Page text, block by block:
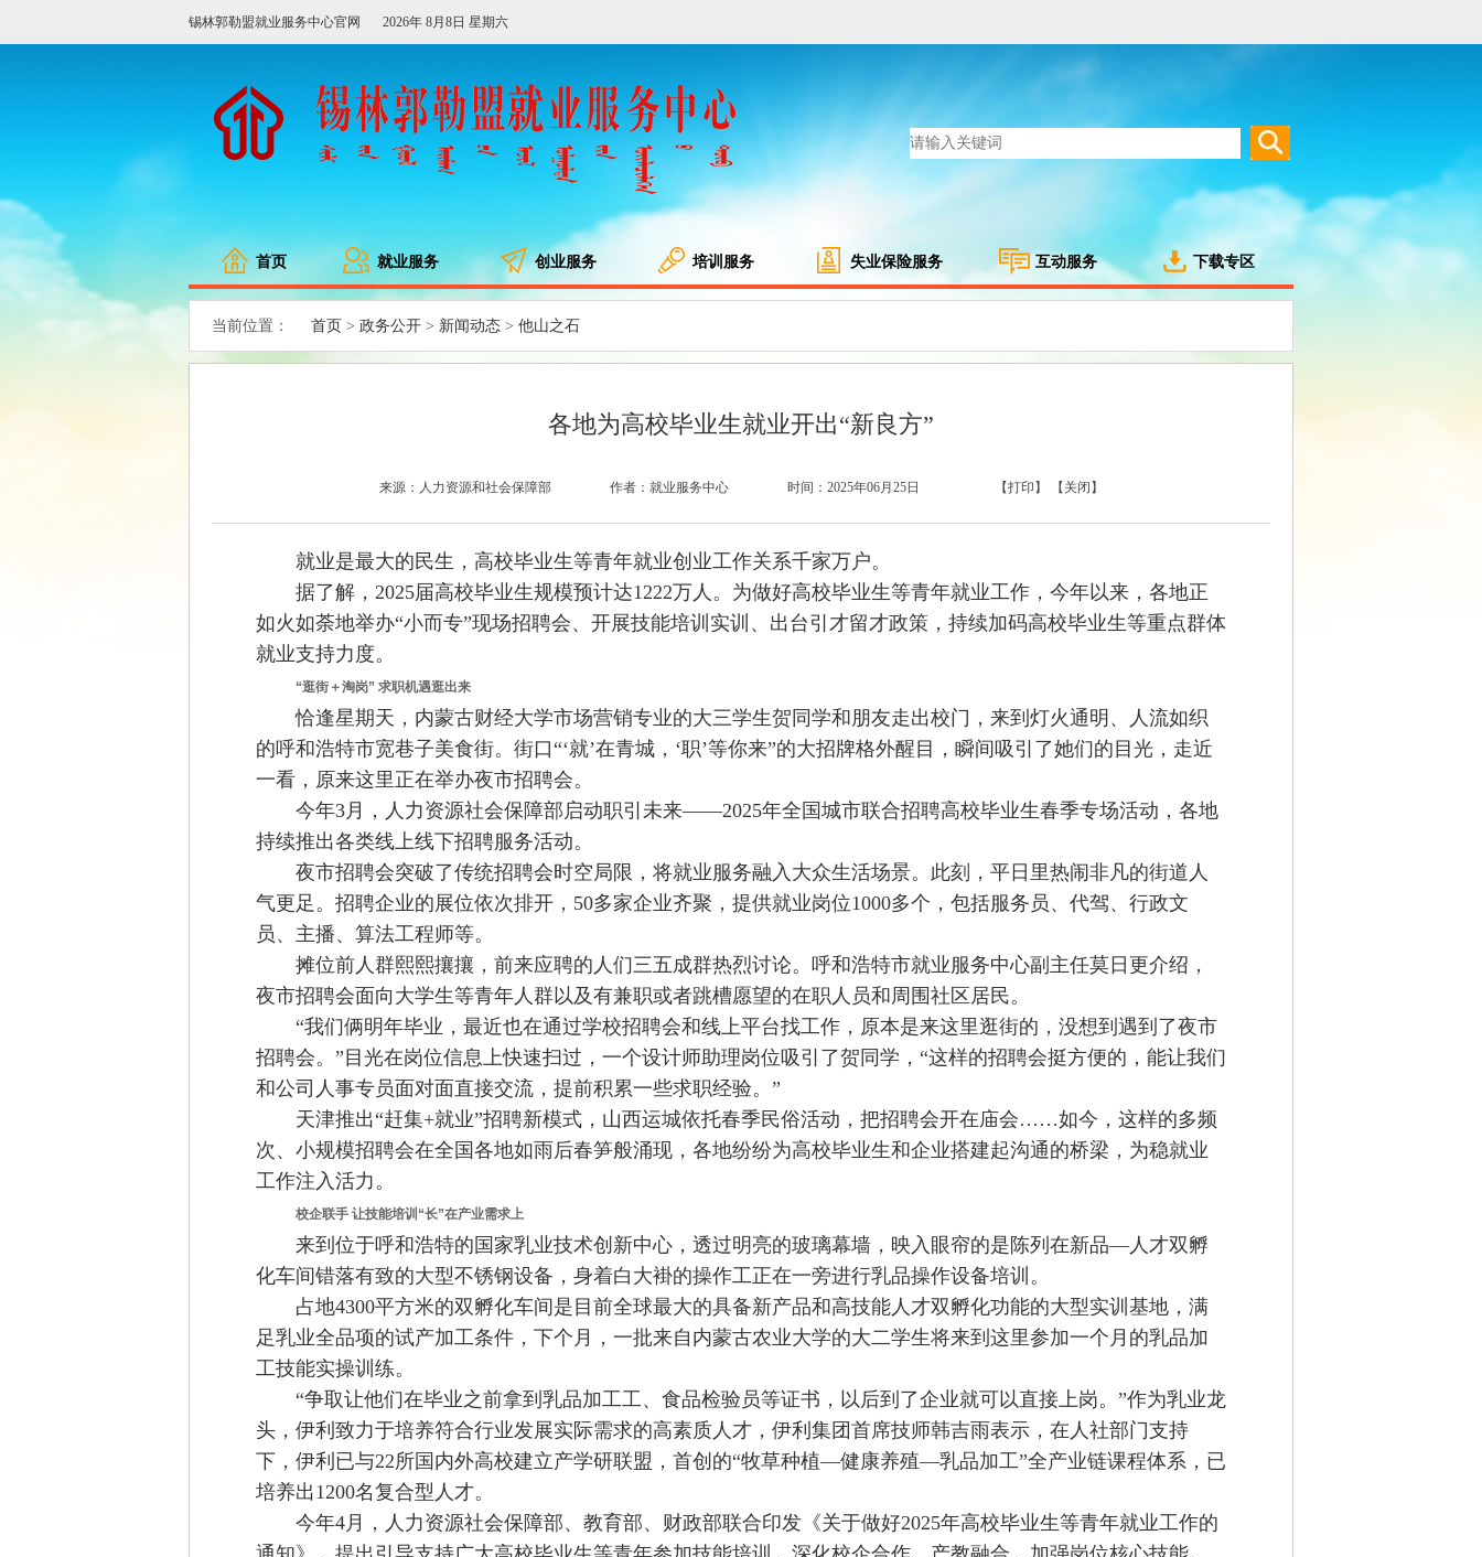
锡林郭勒盟就业服务中心官网 2026年 8月8日 星期六
首页 就业服务 创业服务 培训服务 失业保险服务 互动服务 下载专区
当前位置： 首页 > 政务公开 > 新闻动态 > 他山之石
各地为高校毕业生就业开出“新良方”
来源：人力资源和社会保障部 作者：就业服务中心 时间：2025年06月25日 【打印】 【关闭】
就业是最大的民生，高校毕业生等青年就业创业工作关系千家万户。
据了解，2025届高校毕业生规模预计达1222万人。为做好高校毕业生等青年就业工作，今年以来，各地正
如火如荼地举办“小而专”现场招聘会、开展技能培训实训、出台引才留才政策，持续加码高校毕业生等重点群体
就业支持力度。
“逛街＋淘岗” 求职机遇逛出来
恰逢星期天，内蒙古财经大学市场营销专业的大三学生贺同学和朋友走出校门，来到灯火通明、人流如织
的呼和浩特市宽巷子美食街。街口“‘就’在青城，‘职’等你来”的大招牌格外醒目，瞬间吸引了她们的目光，走近
一看，原来这里正在举办夜市招聘会。
今年3月，人力资源社会保障部启动职引未来——2025年全国城市联合招聘高校毕业生春季专场活动，各地
持续推出各类线上线下招聘服务活动。
夜市招聘会突破了传统招聘会时空局限，将就业服务融入大众生活场景。此刻，平日里热闹非凡的街道人
气更足。招聘企业的展位依次排开，50多家企业齐聚，提供就业岗位1000多个，包括服务员、代驾、行政文
员、主播、算法工程师等。
摊位前人群熙熙攘攘，前来应聘的人们三五成群热烈讨论。呼和浩特市就业服务中心副主任莫日更介绍，
夜市招聘会面向大学生等青年人群以及有兼职或者跳槽愿望的在职人员和周围社区居民。
“我们俩明年毕业，最近也在通过学校招聘会和线上平台找工作，原本是来这里逛街的，没想到遇到了夜市
招聘会。”目光在岗位信息上快速扫过，一个设计师助理岗位吸引了贺同学，“这样的招聘会挺方便的，能让我们
和公司人事专员面对面直接交流，提前积累一些求职经验。”
天津推出“赶集+就业”招聘新模式，山西运城依托春季民俗活动，把招聘会开在庙会……如今，这样的多频
次、小规模招聘会在全国各地如雨后春笋般涌现，各地纷纷为高校毕业生和企业搭建起沟通的桥梁，为稳就业
工作注入活力。
校企联手 让技能培训“长”在产业需求上
来到位于呼和浩特的国家乳业技术创新中心，透过明亮的玻璃幕墙，映入眼帘的是陈列在新品—人才双孵
化车间错落有致的大型不锈钢设备，身着白大褂的操作工正在一旁进行乳品操作设备培训。
占地4300平方米的双孵化车间是目前全球最大的具备新产品和高技能人才双孵化功能的大型实训基地，满
足乳业全品项的试产加工条件，下个月，一批来自内蒙古农业大学的大二学生将来到这里参加一个月的乳品加
工技能实操训练。
“争取让他们在毕业之前拿到乳品加工工、食品检验员等证书，以后到了企业就可以直接上岗。”作为乳业龙
头，伊利致力于培养符合行业发展实际需求的高素质人才，伊利集团首席技师韩吉雨表示，在人社部门支持
下，伊利已与22所国内外高校建立产学研联盟，首创的“牧草种植—健康养殖—乳品加工”全产业链课程体系，已
培养出1200名复合型人才。
今年4月，人力资源社会保障部、教育部、财政部联合印发《关于做好2025年高校毕业生等青年就业工作的